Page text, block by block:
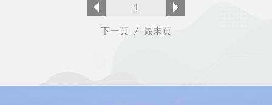
1
下一頁 / 最末頁